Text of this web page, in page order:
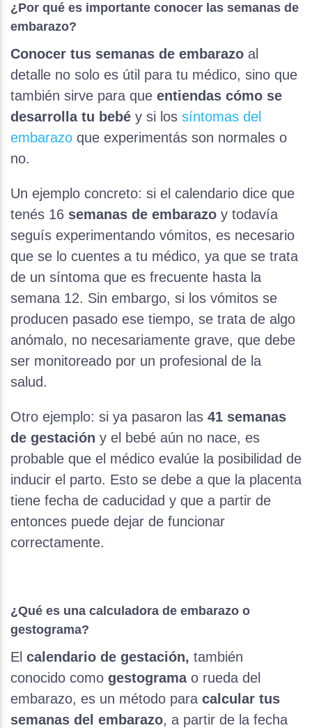
¿Por qué es importante conocer las semanas de
embarazo?
Conocer tus semanas de embarazo al
detalle no solo es útil para tu médico, sino que
también sirve para que entiendas cómo se
desarrolla tu bebé y si los síntomas del
embarazo que experimentás son normales o
no.
Un ejemplo concreto: si el calendario dice que
tenés 16 semanas de embarazo y todavía
seguís experimentando vómitos, es necesario
que se lo cuentes a tu médico, ya que se trata
de un síntoma que es frecuente hasta la
semana 12. Sin embargo, si los vómitos se
producen pasado ese tiempo, se trata de algo
anómalo, no necesariamente grave, que debe
ser monitoreado por un profesional de la
salud.
Otro ejemplo: si ya pasaron las 41 semanas
de gestación y el bebé aún no nace, es
probable que el médico evalúe la posibilidad de
inducir el parto. Esto se debe a que la placenta
tiene fecha de caducidad y que a partir de
entonces puede dejar de funcionar
correctamente.
¿Qué es una calculadora de embarazo o
gestograma?
El calendario de gestación, también
conocido como gestograma o rueda del
embarazo, es un método para calcular tus
semanas del embarazo, a partir de la fecha